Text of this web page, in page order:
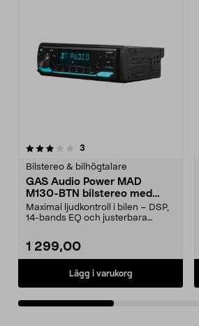
3
Bilstereo & bilhögtalare
GAS Audio Power MAD
M130-BTN bilstereo med
DSP & Bluetooth 5.3
Maximal ljudkontroll i bilen – DSP,
14-bands EQ och justerbara
1 299,00
Lägg i varukorg
0.0 av 5 stjärnor